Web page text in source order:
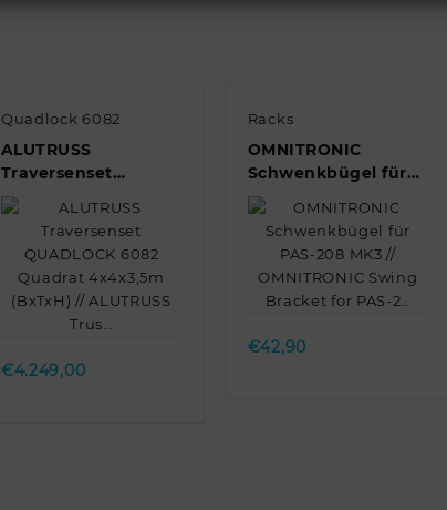
Quadlock 6082
ALUTRUSS
Traversenset
QUADLOCK 6082
Quadrat 4x4x3,5m
(BxTxH) // ALUTRUSS
Trus…
Quick view
€4.249,00
Racks
OMNITRONIC
Schwenkbügel für
PAS-208 MK3 //
OMNITRONIC Swing
Bracket for PAS-2…
Quick view
€42,90